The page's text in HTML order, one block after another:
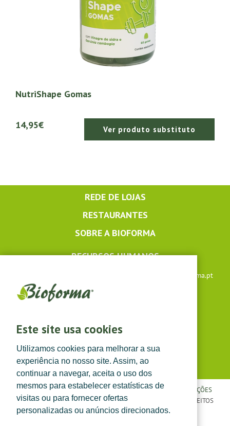
Este site usa cookies
Utilizamos cookies para melhorar a sua
experiência no nosso site. Assim, ao
continuar a navegar, aceita o uso dos
mesmos para estabelecer estatísticas de
visitas ou para fornecer ofertas
personalizadas ou anúncios direcionados.
NutriShape Gomas
14,95€ Ver produto substituto
REDE DE LOJAS
RESTAURANTES
SOBRE A BIOFORMA
RECURSOS HUMANOS
lojaonline@bioforma.pt
(dias úteis das 8h30 às 13h e das 14h às 17h30)
POLÍTICA DE PRIVACIDADE|TERMOS E CONDIÇÕES
CONDIÇÕES
GERAIS DE VENDA | ©TOPFARMA, LDA. 2022.
TODOS OS DIREITOS
RESERVADOS.